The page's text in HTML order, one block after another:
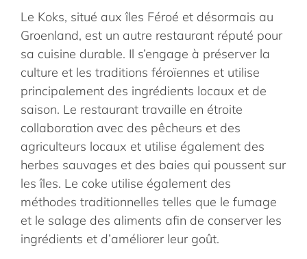
Le Koks, situé aux îles Féroé et désormais au
Groenland, est un autre restaurant réputé pour
sa cuisine durable. Il s’engage à préserver la
culture et les traditions féroïennes et utilise
principalement des ingrédients locaux et de
saison. Le restaurant travaille en étroite
collaboration avec des pêcheurs et des
agriculteurs locaux et utilise également des
herbes sauvages et des baies qui poussent sur
les îles. Le coke utilise également des
méthodes traditionnelles telles que le fumage
et le salage des aliments afin de conserver les
ingrédients et d’améliorer leur goût.